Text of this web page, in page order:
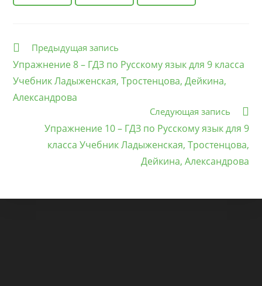
Еще
Предыдущая запись
Упражнение 8 – ГДЗ по Русскому язык для 9 класса
Учебник Ладыженская, Тростенцова, Дейкина,
Александрова
Следующая запись
Упражнение 10 – ГДЗ по Русскому язык для 9
класса Учебник Ладыженская, Тростенцова,
Дейкина, Александрова